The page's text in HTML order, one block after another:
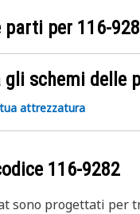
parti per 116-
gli schemi delle
attrezzatura
116-9282
sono progettati per